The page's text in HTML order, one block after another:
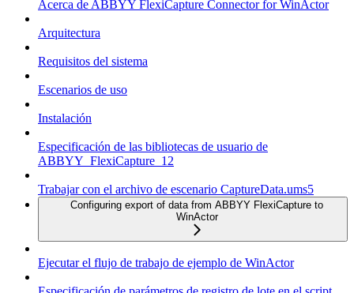
Acerca de ABBYY FlexiCapture Connector for WinActor
Arquitectura
Requisitos del sistema
Escenarios de uso
Instalación
Especificación de las bibliotecas de usuario de
ABBYY_FlexiCapture_12
Trabajar con el archivo de escenario CaptureData.ums5
Configuring export of data from ABBYY FlexiCapture to
WinActor
Ejecutar el flujo de trabajo de ejemplo de WinActor